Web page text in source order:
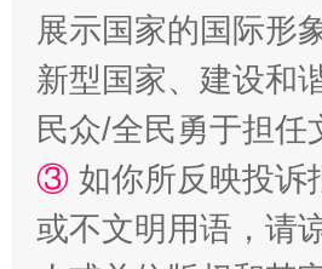
漫山遍野的桃花与雪山、麦地、白
展示国家的国际形
新型国家、建设和
民众/全民勇于担
③ 如你所反映投诉
或不文明用语，请